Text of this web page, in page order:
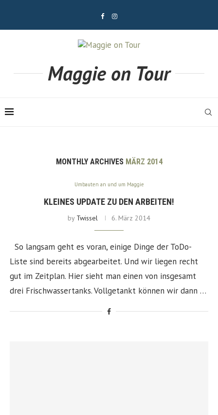
Maggie on Tour
MONTHLY ARCHIVES MÄRZ 2014
Umbauten an und um Maggie
KLEINES UPDATE ZU DEN ARBEITEN!
by Twissel 6. März 2014
So langsam geht es voran, einige Dinge der ToDo-
Liste sind bereits abgearbeitet. Und wir liegen recht
gut im Zeitplan. Hier sieht man einen von insgesamt
drei Frischwassertanks. Vollgetankt können wir dann …